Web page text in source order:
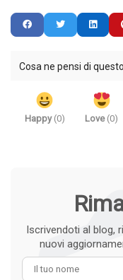
Cosa ne pensi di
Happy(0) Love(0)
Iscrivendoti al blog,
nuovi